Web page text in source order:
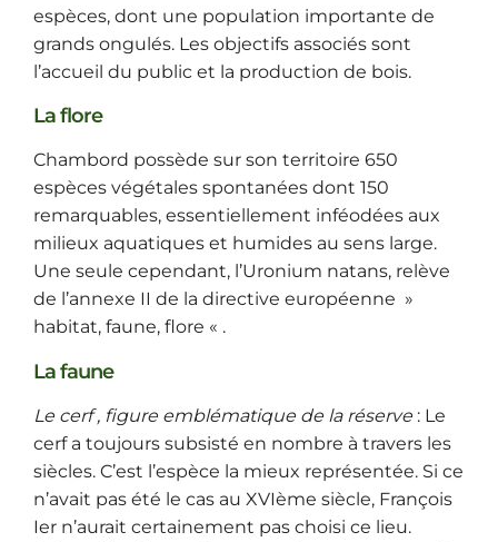
espèces, dont une population importante de
grands ongulés. Les objectifs associés sont
l’accueil du public et la production de bois.
La flore
Chambord possède sur son territoire 650
espèces végétales spontanées dont 150
remarquables, essentiellement inféodées aux
milieux aquatiques et humides au sens large.
Une seule cependant, l’Uronium natans, relève
de l’annexe II de la directive européenne »
habitat, faune, flore « .
La faune
Le cerf , figure emblématique de la réserve: Le
cerf a toujours subsisté en nombre à travers les
siècles. C’est l’espèce la mieux représentée. Si ce
n’avait pas été le cas au XVIème siècle, François
Ier n’aurait certainement pas choisi ce lieu.